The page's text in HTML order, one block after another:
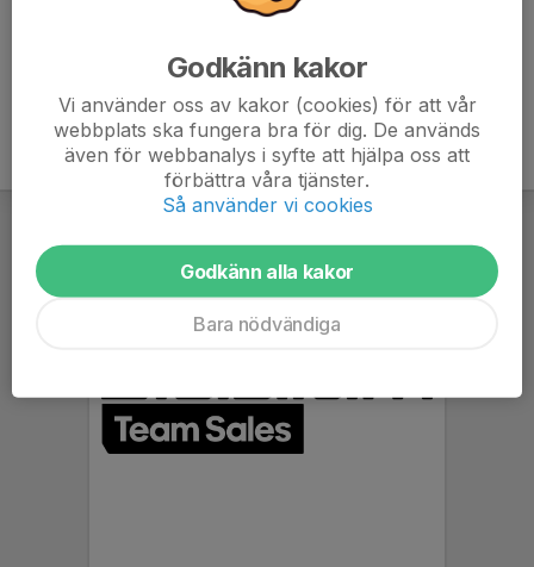
Godkänn kakor
Vi använder oss av kakor (cookies) för att vår
webbplats ska fungera bra för dig. De används
även för webbanalys i syfte att hjälpa oss att
förbättra våra tjänster.
Så använder vi cookies
Godkänn alla kakor
Bara nödvändiga